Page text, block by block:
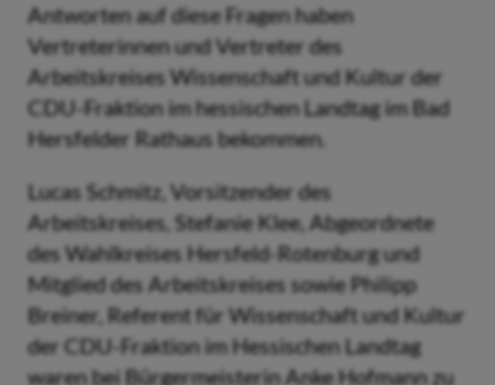
Antworten auf diese Fragen haben
Vertreterinnen und Vertreter des
Arbeitskreises Wissenschaft und Kultur der
CDU-Fraktion im hessischen Landtag im Bad
Hersfelder Rathaus bekommen.
Lucas Schmitz, Vorsitzender des
Arbeitskreises, Stefanie Klee, Abgeordnete
des Wahlkreises Hersfeld-Rotenburg und
Mitglied des Arbeitskreises sowie Philipp
Breiner, Referent für Wissenschaft und Kultur
der CDU-Fraktion im Hessischen Landtag
waren bei Bürgermeisterin Anke Hofmann zu